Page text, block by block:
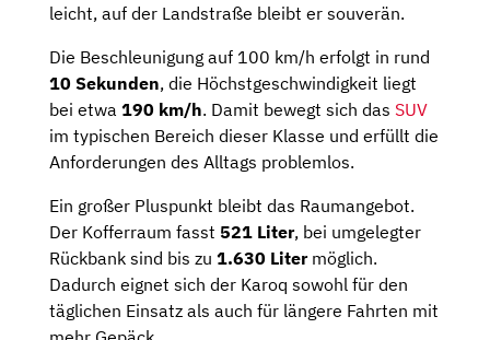
leicht, auf der Landstraße bleibt er souverän.
Die Beschleunigung auf 100 km/h erfolgt in rund
10 Sekunden, die Höchstgeschwindigkeit liegt
bei etwa 190 km/h. Damit bewegt sich das SUV
im typischen Bereich dieser Klasse und erfüllt die
Anforderungen des Alltags problemlos.
Ein großer Pluspunkt bleibt das Raumangebot.
Der Kofferraum fasst 521 Liter, bei umgelegter
Rückbank sind bis zu 1.630 Litermöglich.
Dadurch eignet sich der Karoq sowohl für den
täglichen Einsatz als auch für längere Fahrten mit